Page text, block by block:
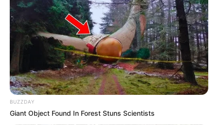
BUZZDAY
Giant Object Found In Forest Stuns Scientists